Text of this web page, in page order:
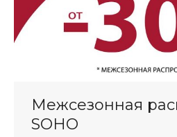
Межсезонная
SOHO